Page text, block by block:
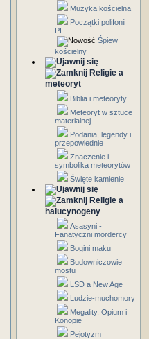
Muzyka kościelna
Początki polifonii
PL
Śpiew
kościelny
Religie a
meteoryt
Biblia i meteoryty
Meteoryt w sztuce
materialnej
Podania, legendy i
przepowiednie
Znaczenie i
symbolika meteorytów
Święte kamienie
Religie a
halucynogeny
Asasyni -
Fanatyczni mordercy
Bogini maku
Budowniczowie
mostu
LSD a New Age
Ludzie-muchomory
Megality, Opium i
Konopie
Pejotyzm